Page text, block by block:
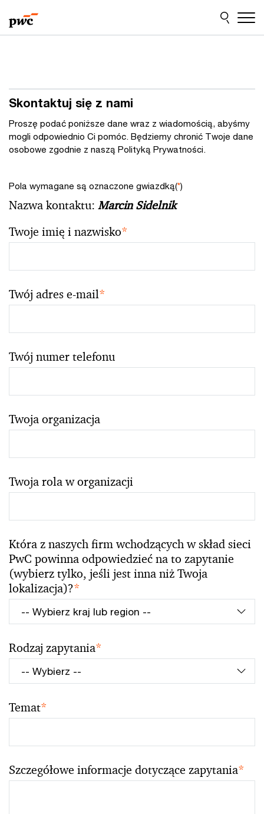
do
treści
do
stopki
Skontaktuj się z nami
Proszę podać poniższe dane wraz z wiadomością, abyśmy
mogli odpowiednio Ci pomóc. Będziemy chronić Twoje dane
osobowe zgodnie z naszą Polityką Prywatności.
Pola wymagane są oznaczone gwiazdką(*)
Nazwa kontaktu: Marcin Sidelnik
Twoje imię i nazwisko*
Twój adres e-mail*
Twój numer telefonu
Twoja organizacja
Twoja rola w organizacji
Która z naszych firm wchodzących w skład sieci
PwC powinna odpowiedzieć na to zapytanie
(wybierz tylko, jeśli jest inna niż Twoja
lokalizacja)?*
Rodzaj zapytania*
Temat*
Szczegółowe informacje dotyczące zapytania*